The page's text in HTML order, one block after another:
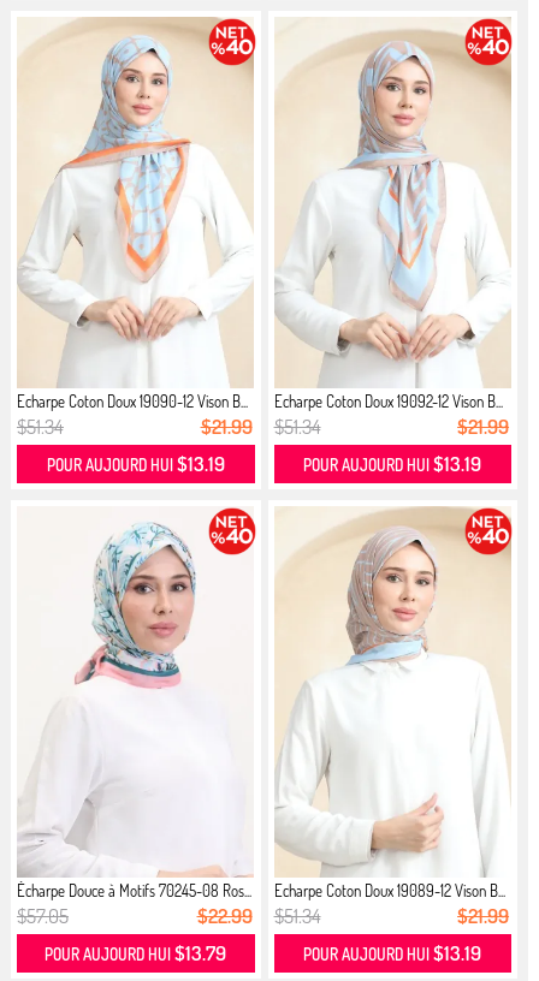
Echarpe Coton Doux 19090-12 Vison B...
$51.34 $21.99
POUR AUJOURD HUI $13.19
Echarpe Coton Doux 19092-12 Vison B...
$51.34 $21.99
POUR AUJOURD HUI$13.19
Écharpe Douce à Motifs 70245-08 Ros...
$57.05 $22.99
POUR AUJOURD HUI$13.79
Echarpe Coton Doux 19089-12 Vison B...
$51.34 $21.99
POUR AUJOURD HUI$13.19